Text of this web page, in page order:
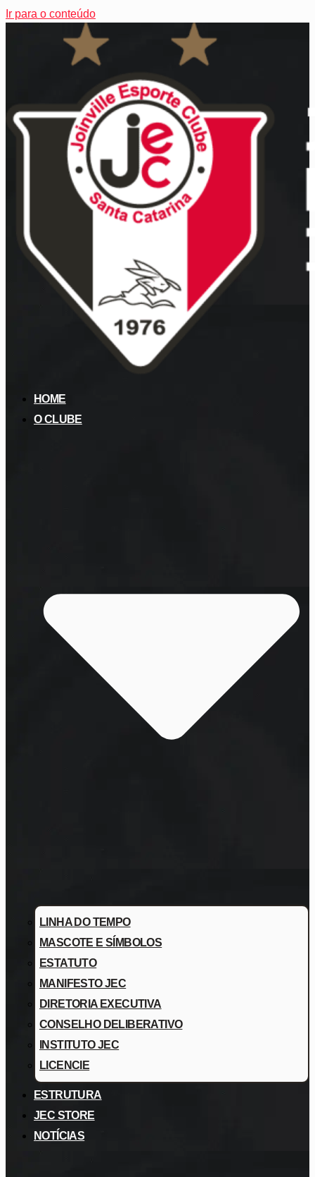
Ir para o conteúdo
HOME
O CLUBE
LINHA DO TEMPO
MASCOTE E SÍMBOLOS
ESTATUTO
MANIFESTO JEC
DIRETORIA EXECUTIVA
CONSELHO DELIBERATIVO
INSTITUTO JEC
LICENCIE
ESTRUTURA
JEC STORE
NOTÍCIAS